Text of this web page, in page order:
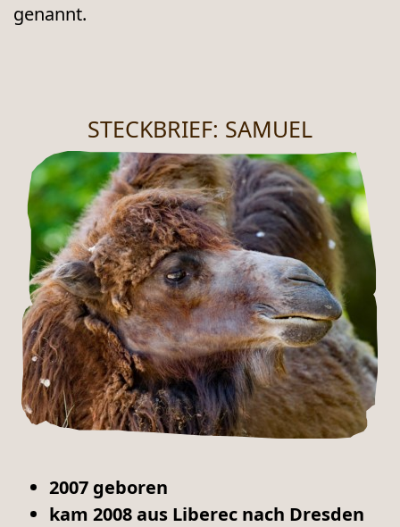
genannt.
STECKBRIEF: SAMUEL
2007 geboren
kam 2008 aus Liberec nach Dresden